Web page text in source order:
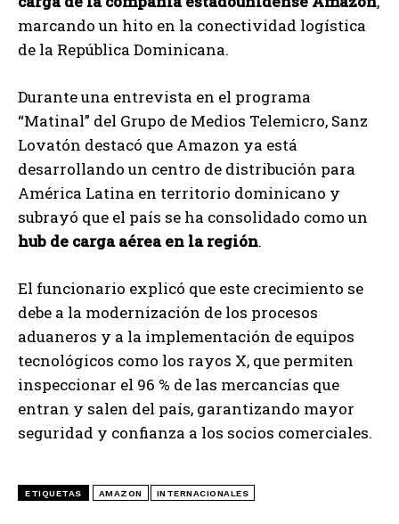
marcando un hito en la conectividad logística
de la República Dominicana.
Durante una entrevista en el programa
“Matinal” del Grupo de Medios Telemicro, Sanz
Lovatón destacó que Amazon ya está
desarrollando un centro de distribución para
América Latina en territorio dominicano y
subrayó que el país se ha consolidado como un
hub de carga aérea en la región.
El funcionario explicó que este crecimiento se
debe a la modernización de los procesos
aduaneros y a la implementación de equipos
tecnológicos como los rayos X, que permiten
inspeccionar el 96 % de las mercancías que
entran y salen del país, garantizando mayor
seguridad y confianza a los socios comerciales.
ETIQUETAS AMAZON INTERNACIONALES